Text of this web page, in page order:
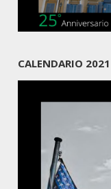
CALENDARIO 2021